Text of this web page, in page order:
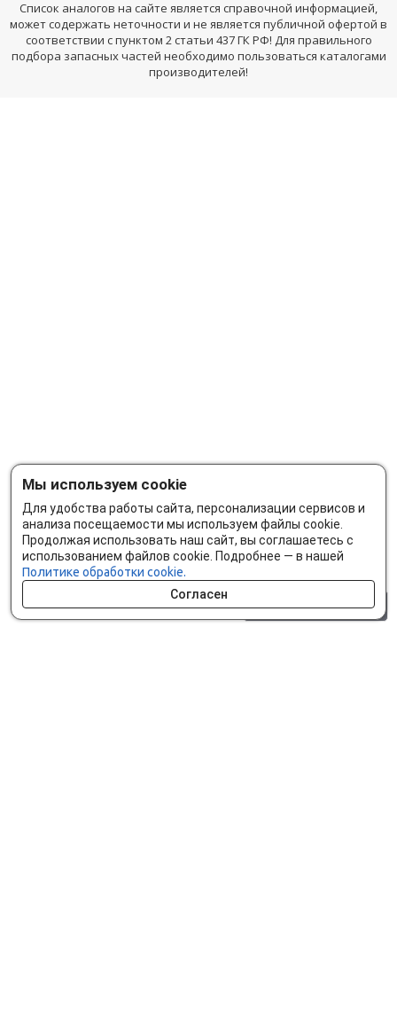
Список аналогов на сайте является справочной информацией,
может содержать неточности и не является публичной офертой в
соответствии с пунктом 2 статьи 437 ГК РФ! Для правильного
подбора запасных частей необходимо пользоваться каталогами
производителей!
Мы используем cookie
Для удобства работы сайта, персонализации сервисов и
анализа посещаемости мы используем файлы cookie.
Продолжая использовать наш сайт, вы соглашаетесь с
использованием файлов cookie. Подробнее — в нашей
Политике обработки cookie.
Согласен